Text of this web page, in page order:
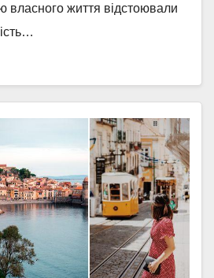
власного життя відстоювали